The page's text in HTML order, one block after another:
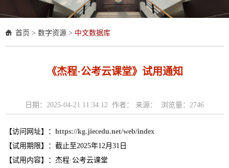
首页 > 数字资源 > 中文数据库
《杰程·公考云课堂》试用通知
日期：2025-04-21 11:34:12 作者： 来源： 浏览量： 2746
【访问网址】： https://kg.jiecedu.net/web/index
【试用期限】：截止至2025年12月31日
【试用内容】：杰程·公考云课堂